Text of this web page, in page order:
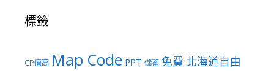
標籤
CP值高 Map Code PPT 儲蓄 免費 北海道自由